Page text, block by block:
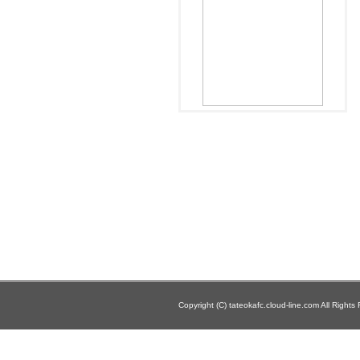
Copyright (C) tateokafc.cloud-line.com All Rights